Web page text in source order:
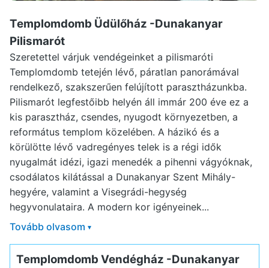
Templomdomb Üdülőház -Dunakanyar
Pilismarót
Szeretettel várjuk vendégeinket a pilismaróti
Templomdomb tetején lévő, páratlan panorámával
rendelkező, szakszerűen felújított parasztházunkba.
Pilismarót legfestőibb helyén áll immár 200 éve ez a
kis parasztház, csendes, nyugodt környezetben, a
református templom közelében. A házikó és a
körülötte lévő vadregényes telek is a régi idők
nyugalmát idézi, igazi menedék a pihenni vágyóknak,
csodálatos kilátással a Dunakanyar Szent Mihály-
hegyére, valamint a Visegrádi-hegység
hegyvonulataira. A modern kor igényeinek...
Tovább olvasom ▾
Templomdomb Vendégház -Dunakanyar